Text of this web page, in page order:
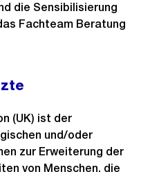
die Sensibilisierung
Fachteam Beratung
(UK) ist der
und/oder
zur Erweiterung der
von Menschen, die